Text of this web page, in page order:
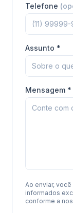
Telefone
Assunto *
Mensagem *
Ao enviar,
informados
conforme a